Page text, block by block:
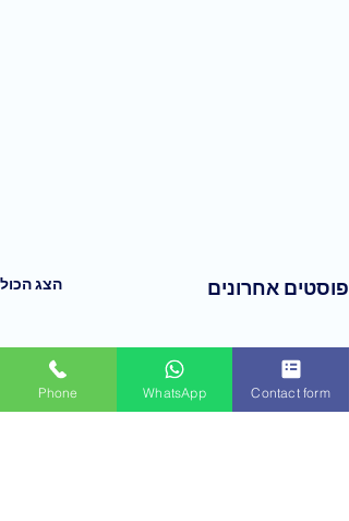
פוסטים אחרונים הצג הכול
Phone WhatsApp Contact form